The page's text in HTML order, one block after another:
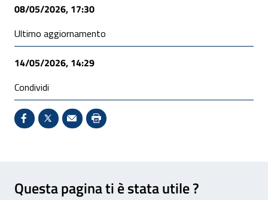
08/05/2026, 17:30
Ultimo aggiornamento
14/05/2026, 14:29
Condividi
Condividi su Facebook - Sito esterno - Apertura in
X - Sito esterno - Apertura in nuova finestra
Invio Mail: apre il programma di posta
Stampa pagina: scelta meno
Questa pagina ti è stata utile ?